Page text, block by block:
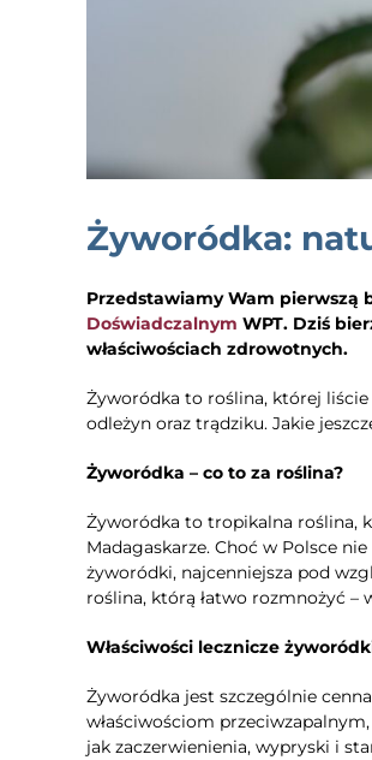
Żyworódka:
Przedstawiamy Wam pierwszą
Doświadczalnym WPT. Dziś
właściwościach zdrowotnych.
Żyworódka to roślina, której
odleżyn oraz trądziku. Jakie
Żyworódka – co to za roślina?
Żyworódka to tropikalna roślina,
Madagaskarze. Choć w Polsce
żyworódki, najcenniejsza pod
roślina, którą łatwo rozmnożyć –
Właściwości lecznicze
Żyworódka jest szczególnie
właściwościom
jak zaczerwienienia, wypryski i